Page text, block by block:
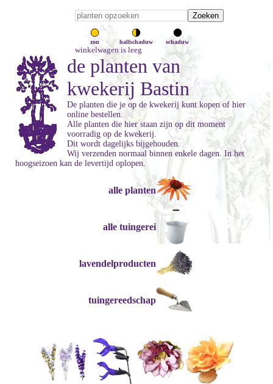
zon halfschaduw schaduw
winkelwagen is leeg
de planten van
kwekerij Bastin
De planten die je op de kwekerij kunt kopen of hier
online bestellen.
Alle planten die hier staan zijn op dit moment
voorradig op de kwekerij.
Dit wordt dagelijks bijgehouden.
Wij verzenden normaal binnen enkele dagen. In het
hoogseizoen kan de levertijd oplopen.
alle planten
alle tuingerei
lavendelproducten
tuingereedschap